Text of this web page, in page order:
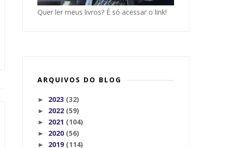
Quer ler meus livros? É só acessar o link!
ARQUIVOS DO BLOG
► 2023 (32)
► 2022 (59)
► 2021 (104)
► 2020 (56)
► 2019 (114)